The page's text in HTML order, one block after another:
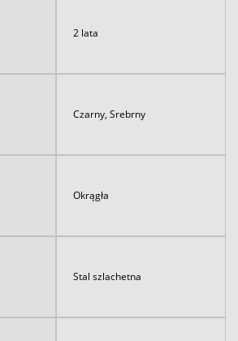
2 lata
Czarny, Srebrny
Okrągła
Stal szlachetna